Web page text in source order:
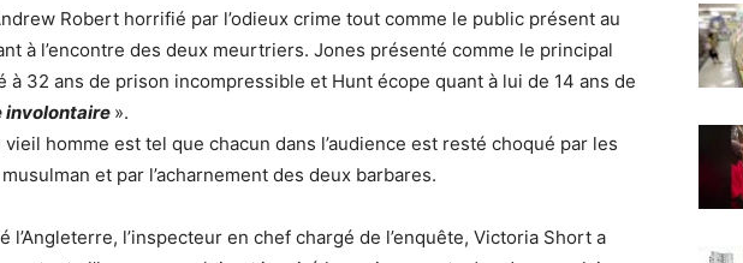
Robert horrifié par l’odieux crime tout comme le public présent au
à l’encontre des deux meurtriers. Jones présenté comme le principal
à 32 ans de prison incompressible et Hunt écope quant à lui de 14 ans de
involontaire ».
homme est tel que chacun dans l’audience est resté choqué par les
et par l’acharnement des deux barbares.
l’Angleterre, l’inspecteur en chef chargé de l’enquête, Victoria Short a